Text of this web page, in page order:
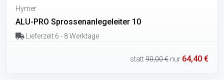
Hymer
ALU-PRO Sprossenanlegeleiter 10
Lieferzeit 6 - 8 Werktage
statt90,00 € nur 64,40 €